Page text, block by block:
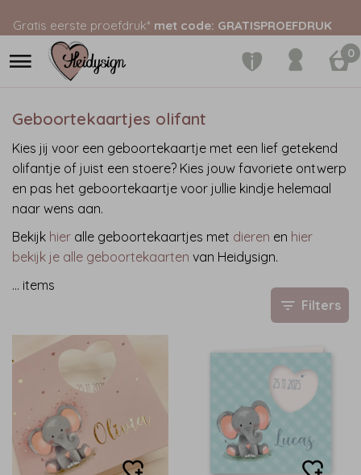
Gratis eerste proefdruk* met code: GRATISPROEFDRUK
0
Geboortekaartjes olifant
Kies jij voor een geboortekaartje met een lief getekend
olifantje of juist een stoere? Kies jouw favoriete ontwerp
en pas het geboortekaartje voor jullie kindje helemaal
naar wens aan.
Bekijk hier alle geboortekaartjes met dieren en hier
bekijk je alle geboortekaarten van Heidysign.
… items
Filters